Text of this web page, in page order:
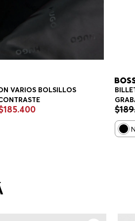
VARIOS BOLSILLOS
185.400 $189